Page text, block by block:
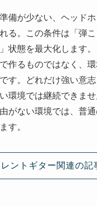
備が少ない、ヘッド
る。この条件は「弾
状態を最大化します。
作るものではなく、
す。どれだけ強い意
環境では継続できま
がない環境では、普
す。
ントギター関連の記